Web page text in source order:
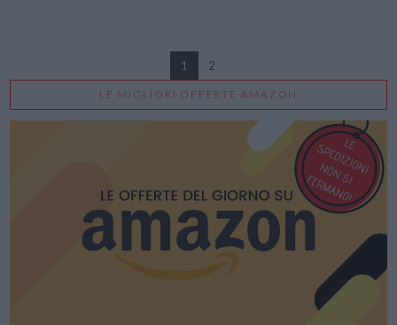
VIEW POST
1 2
LE MIGLIORI OFFERTE AMAZON